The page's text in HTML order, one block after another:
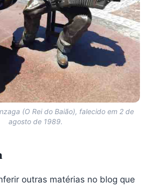
(O Rei do Baião), falecido em 2 de
agosto de 1989.
outras matérias no blog que